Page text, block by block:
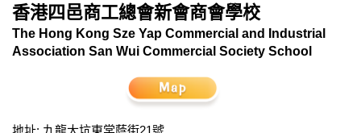
香港四邑商工總會新會商會學校
The Hong Kong Sze Yap Commercial and Industrial
Association San Wui Commercial Society School
地址: 九龍大坑東棠蔭街21號